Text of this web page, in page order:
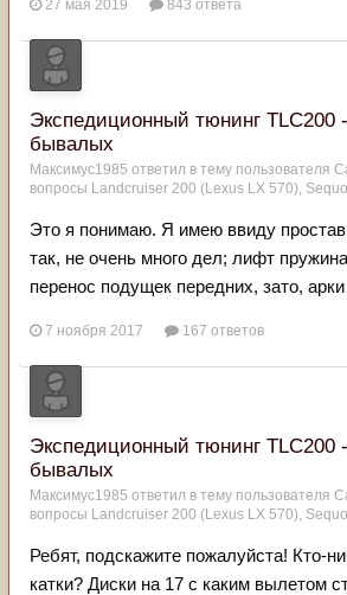
27 мая 2019 843 ответа
Экспедиционный тюнинг TLC200
бывалых
Максимус1985 ответил в тему пользователя
вопросы Landcruiser 200 (Lexus LX 570),
Это я понимаю. Я имею ввиду
так, не очень много дел; лифт
перенос подущек передних, зато,
7 ноября 2017 167 ответов
Экспедиционный тюнинг TLC200
бывалых
Максимус1985 ответил в тему пользователя
вопросы Landcruiser 200 (Lexus LX 570),
Ребят, подскажите пожалуйста! Кто-
катки? Диски на 17 с каким вылетом